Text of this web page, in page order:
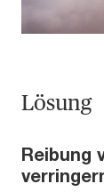
Lösung
Reibung